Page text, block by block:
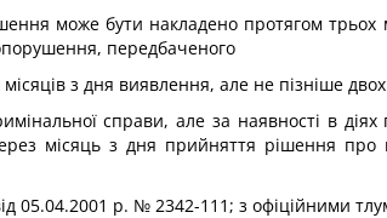
може бути накладено протягом трьох
передбаченого
з дня виявлення, але не пізніше
справи, але за наявності в
місяць з дня прийняття рішення про
05.04.2001 р. № 2342-111; з офіційними